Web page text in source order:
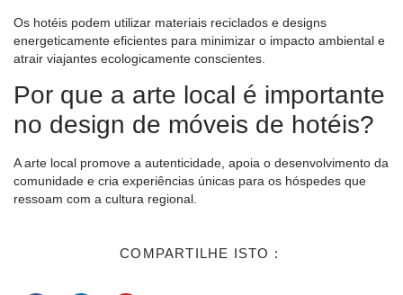
Os hotéis podem utilizar materiais reciclados e designs
energeticamente eficientes para minimizar o impacto ambiental e
atrair viajantes ecologicamente conscientes.
Por que a arte local é importante
no design de móveis de hotéis?
A arte local promove a autenticidade, apoia o desenvolvimento da
comunidade e cria experiências únicas para os hóspedes que
ressoam com a cultura regional.
COMPARTILHE ISTO :